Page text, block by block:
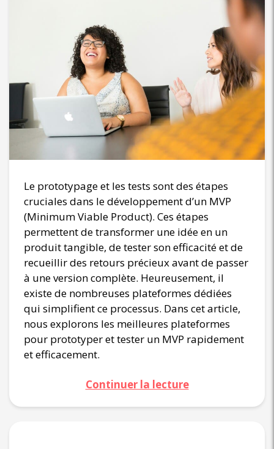
Le prototypage et les tests sont des étapes
cruciales dans le développement d’un MVP
(Minimum Viable Product). Ces étapes
permettent de transformer une idée en un
produit tangible, de tester son efficacité et de
recueillir des retours précieux avant de passer
à une version complète. Heureusement, il
existe de nombreuses plateformes dédiées
qui simplifient ce processus. Dans cet article,
nous explorons les meilleures plateformes
pour prototyper et tester un MVP rapidement
et efficacement.
Continuer la lecture